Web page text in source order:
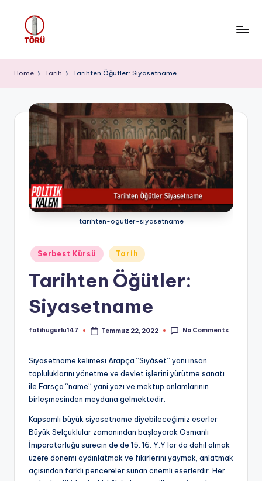
Ö
R
Ü
Home Tarih Tarihten Öğütler: Siyasetname
tarihten-ogutler-siyasetname
Posted
in
Serbest Kürsü Tarih
Tarihten Öğütler:
Siyasetname
Posted
fatihugurlu147 Temmuz 22, 2022 No Comments
Siyasetname kelimesi Arapça “Siyâset” yani insan
topluluklarını yönetme ve devlet işlerini yürütme sanatı
ile Farsça “name” yani yazı ve mektup anlamlarının
birleşmesinden meydana gelmektedir.
Kapsamlı büyük siyasetname diyebileceğimiz eserler
Büyük Selçuklular zamanından başlayarak Osmanlı
İmparatorluğu sürecin de de 15. 16. Y.Y lar da dahil olmak
üzere dönemi aydınlatmak ve fikirlerini yaymak, anlatmak
açısından farklı pencereler sunan önemli eserlerdir. Her